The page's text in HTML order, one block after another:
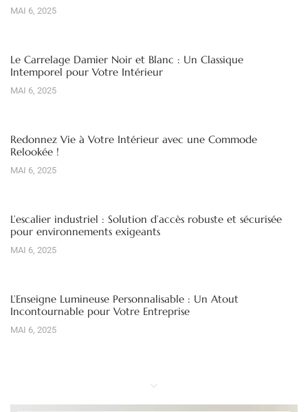
MAI 6, 2025
Le Carrelage Damier Noir et Blanc : Un Classique
Intemporel pour Votre Intérieur
MAI 6, 2025
Redonnez Vie à Votre Intérieur avec une Commode
Relookée !
MAI 6, 2025
L’escalier industriel : Solution d’accès robuste et sécurisée
pour environnements exigeants
MAI 6, 2025
L’Enseigne Lumineuse Personnalisable : Un Atout
Incontournable pour Votre Entreprise
MAI 6, 2025